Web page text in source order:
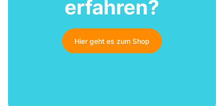
erfahren?
Hier geht es zum Shop